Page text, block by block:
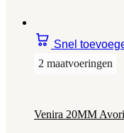
Snel
2 maatvoeringen
Venira 20MM